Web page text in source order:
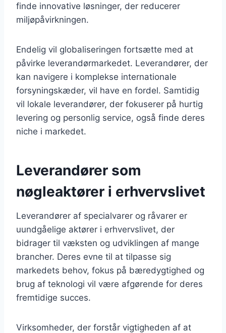
finde innovative løsninger, der reducerer
miljøpåvirkningen.
Endelig vil globaliseringen fortsætte med at
påvirke leverandørmarkedet. Leverandører, der
kan navigere i komplekse internationale
forsyningskæder, vil have en fordel. Samtidig
vil lokale leverandører, der fokuserer på hurtig
levering og personlig service, også finde deres
niche i markedet.
Leverandører som
nøgleaktører i erhvervslivet
Leverandører af specialvarer og råvarer er
uundgåelige aktører i erhvervslivet, der
bidrager til væksten og udviklingen af mange
brancher. Deres evne til at tilpasse sig
markedets behov, fokus på bæredygtighed og
brug af teknologi vil være afgørende for deres
fremtidige succes.
Virksomheder, der forstår vigtigheden af at